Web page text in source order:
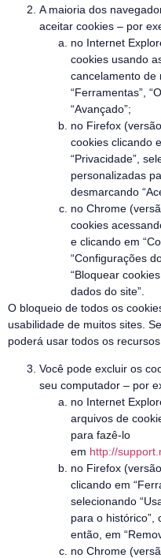
A maioria dos
aceitar cookies – por
no Internet
cookies usando
cancelamento de
“Ferramentas”,
“Avançado”;
no Firefox
cookies clicando
“Privacidade”,
personalizadas
desmarcando
no Chrome
cookies
e clicando em
“Configurações
“Bloquear
dados do site”.
O bloqueio de todos os
usabilidade de muitos sites.
poderá usar todos os
Você pode excluir os
seu computador – por
no Internet
arquivos de
para fazê-lo
em http://
no Firefox
clicando em
selecionando
para o histórico”,
então, em
no Chrome